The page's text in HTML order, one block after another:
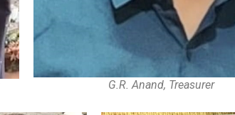
Sri DVVS
G.R. Anand, Treasurer